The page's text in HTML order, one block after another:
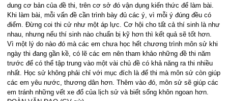
dung cơ bản của đề thi, trên cơ sở đó vận dụng kiến thức để làm bài.
Khi làm bài, mỗi vấn đề cần trình bày đủ các ý, vì mỗi ý đúng đều có
điểm. Đừng coi thi cử như một áp lực. Cơ hội cho tất cả thí sinh là như
nhau, nhưng nếu thí sinh nào chuẩn bị kỹ hơn thì kết quả sẽ tốt hơn.
Vì một lý do nào đó mà các em chưa học hết chương trình môn sử khi
ngày thi đang gần kề, có lẽ các em nên tham khảo những đề thi năm
trước để có thể tập trung vào một vài chủ đề có khả năng ra thi nhiều
nhất. Học sử không phải chỉ với mục đích là để thi mà môn sử còn giúp
các em yêu nước, thương dân hơn. Thêm vào đó, môn sử sẽ giúp các
em tránh những vết xe đổ của lịch sử và biết sống khôn ngoan hơn.